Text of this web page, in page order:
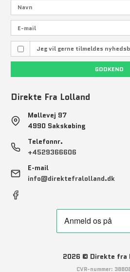
Jeg vil gerne tilmeldes
GODKEND
Direkte Fra Lolland
Møllevej 97
4990 Sakskøbing
Telefonnr.
+4529366606
E-mail
info@direktefralolland.dk
2026 © Direkte fra
CVR-nummer: